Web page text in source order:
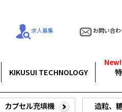
求人募集 お問い合
KIKUSUI TECHNOLOGY
New!
カプセル充填機
造粒、